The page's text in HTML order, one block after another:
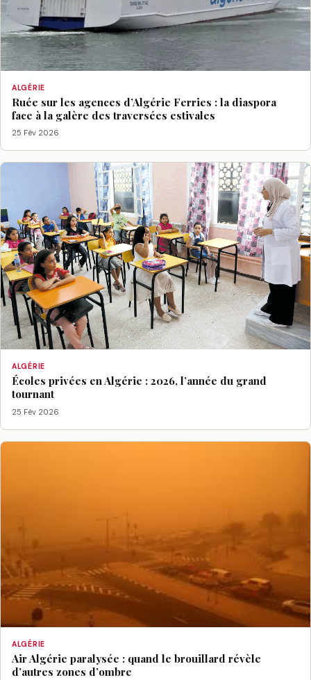
ALGÉRIE
Ruée sur les agences d’Algérie Ferries : la diaspora
face à la galère des traversées estivales
25 Fév 2026
ALGÉRIE
Écoles privées en Algérie : 2026, l’année du grand
tournant
25 Fév 2026
ALGÉRIE
Air Algérie paralysée : quand le brouillard révèle
d’autres zones d’ombre